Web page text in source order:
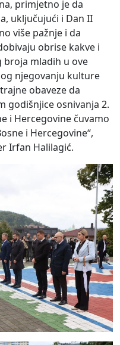
primjetno je da
uključujući i Dan II
više pažnje i da
obrise kakve i
broja mladih u ove
njegovanju kulture
obaveze da
godišnjice osnivanja 2.
i Hercegovine čuvamo
i Hercegovine“,
Irfan Halilagić.